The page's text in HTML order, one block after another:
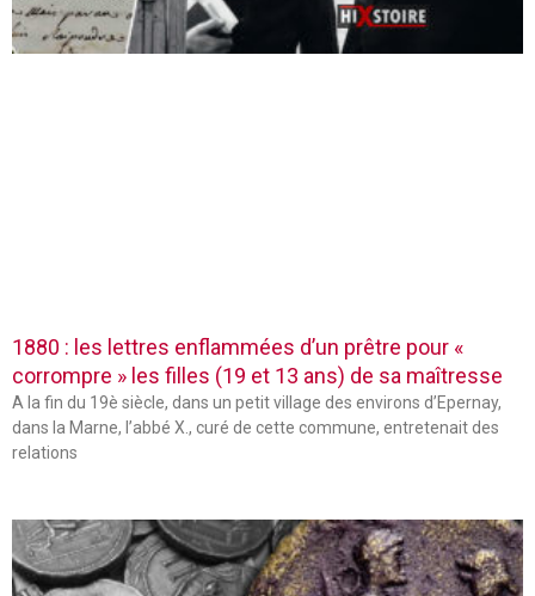
1880 : les lettres enflammées d’un prêtre pour «
corrompre » les filles (19 et 13 ans) de sa maîtresse
A la fin du 19è siècle, dans un petit village des environs d’Epernay,
dans la Marne, l’abbé X., curé de cette commune, entretenait des
relations